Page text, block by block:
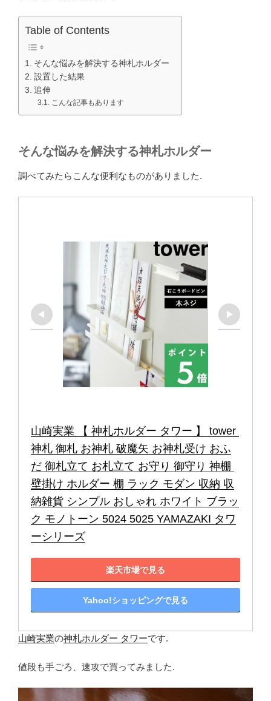
Table of Contents
そんな悩みを解決する神札ホルダー
設置した結果
追伸
こんな記事もあります
そんな悩みを解決する神札ホルダー
調べてみたらこんな便利なものがありました.
山崎実業 【 神札ホルダー タワー 】 tower
神札 御札 お神札 破魔矢 お神札受け おふ
だ 御札立て お札立て お守り 御守り 神棚
壁掛け ホルダー 棚 ラック モダン 収納 収
納雑貨 シンプル おしゃれ ホワイト ブラッ
ク モノトーン 5024 5025 YAMAZAKI タワ
ーシリーズ
楽天市場で見る
Yahoo!ショッピングで見る
山崎実業の神札ホルダー タワーです.
値段も手ごろ、速攻で買ってみました.